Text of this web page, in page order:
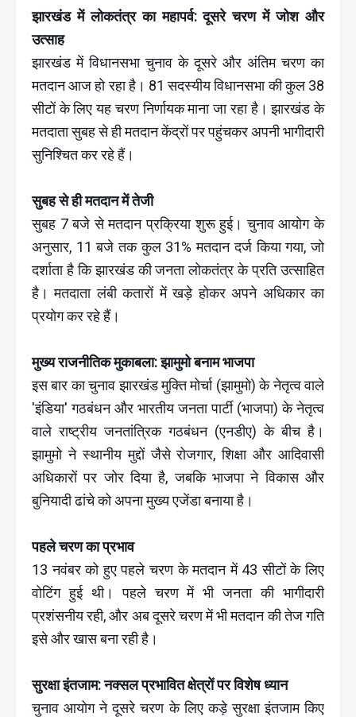
झारखंड में लोकतंत्र का महापर्व: दूसरे चरण में जोश और
उत्साह
झारखंड में विधानसभा चुनाव के दूसरे और अंतिम चरण का
मतदान आज हो रहा है। 81 सदस्यीय विधानसभा की कुल 38
सीटों के लिए यह चरण निर्णायक माना जा रहा है। झारखंड के
मतदाता सुबह से ही मतदान केंद्रों पर पहुंचकर अपनी भागीदारी
सुनिश्चित कर रहे हैं।
सुबह से ही मतदान में तेजी
सुबह 7 बजे से मतदान प्रक्रिया शुरू हुई। चुनाव आयोग के
अनुसार, 11 बजे तक कुल 31% मतदान दर्ज किया गया, जो
दर्शाता है कि झारखंड की जनता लोकतंत्र के प्रति उत्साहित
है। मतदाता लंबी कतारों में खड़े होकर अपने अधिकार का
प्रयोग कर रहे हैं।
मुख्य राजनीतिक मुकाबला: झामुमो बनाम भाजपा
इस बार का चुनाव झारखंड मुक्ति मोर्चा (झामुमो) के नेतृत्व वाले
'इंडिया' गठबंधन और भारतीय जनता पार्टी (भाजपा) के नेतृत्व
वाले राष्ट्रीय जनतांत्रिक गठबंधन (एनडीए) के बीच है।
झामुमो ने स्थानीय मुद्दों जैसे रोजगार, शिक्षा और आदिवासी
अधिकारों पर जोर दिया है, जबकि भाजपा ने विकास और
बुनियादी ढांचे को अपना मुख्य एजेंडा बनाया है।
पहले चरण का प्रभाव
13 नवंबर को हुए पहले चरण के मतदान में 43 सीटों के लिए
वोटिंग हुई थी। पहले चरण में भी जनता की भागीदारी
प्रशंसनीय रही, और अब दूसरे चरण में भी मतदान की तेज गति
इसे और खास बना रही है।
सुरक्षा इंतजाम: नक्सल प्रभावित क्षेत्रों पर विशेष ध्यान
चुनाव आयोग ने दूसरे चरण के लिए कड़े सुरक्षा इंतजाम किए